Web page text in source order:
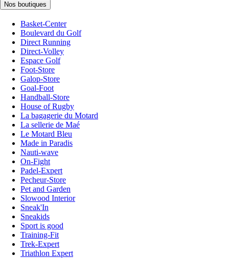
Nos boutiques
Basket-Center
Boulevard du Golf
Direct Running
Direct-Volley
Espace Golf
Foot-Store
Galop-Store
Goal-Foot
Handball-Store
House of Rugby
La bagagerie du Motard
La sellerie de Maé
Le Motard Bleu
Made in Paradis
Nauti-wave
On-Fight
Padel-Expert
Pecheur-Store
Pet and Garden
Slowood Interior
Sneak'In
Sneakids
Sport is good
Training-Fit
Trek-Expert
Triathlon Expert